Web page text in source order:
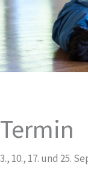
Termin
3., 10., 17. und 25.